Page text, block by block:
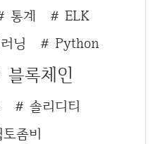
통계
ELK
닝 Python
블록체인
솔리디티
좀비